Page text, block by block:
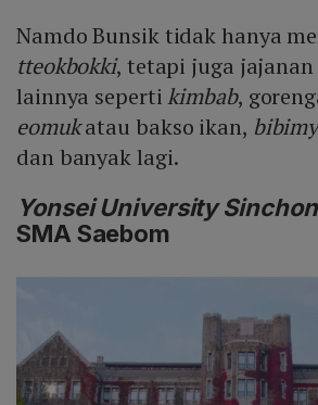
Namdo Bunsik tidak hanya
tteokbokki, tetapi juga jajanan
lainnya sepertikimbab,
eomukatau bakso ikan,
dan banyak lagi.
Yonsei University
SMA Saebom